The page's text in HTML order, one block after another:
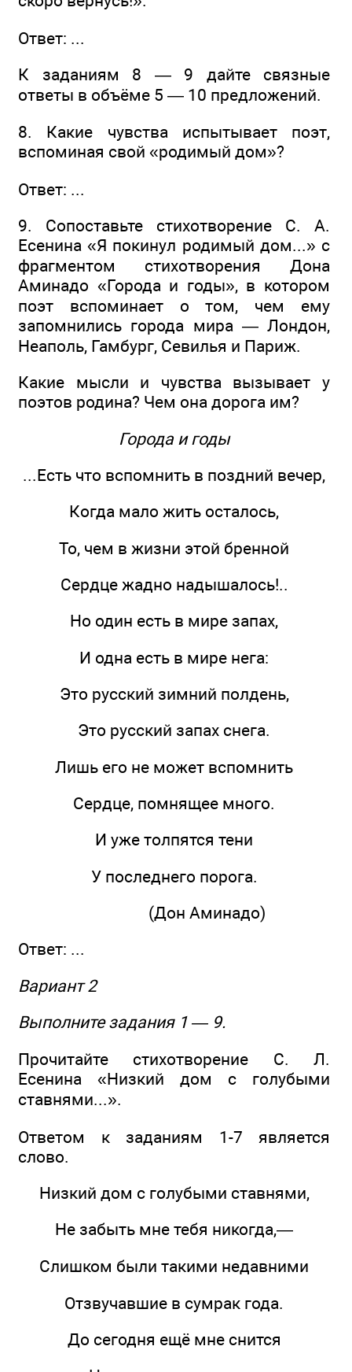
Ответ: ...
К заданиям 8 — 9 дайте связные
ответы в объёме 5 — 10 предложений.
8. Какие чувства испытывает поэт,
вспоминая свой «родимый дом»?
Ответ: ...
9. Сопоставьте стихотворение С. А.
Есенина «Я покинул родимый дом...» с
фрагментом стихотворения Дона
Аминадо «Города и годы», в котором
поэт вспоминает о том, чем ему
запомнились города мира — Лондон,
Неаполь, Гамбург, Севилья и Париж.
Какие мысли и чувства вызывает у
поэтов родина? Чем она дорога им?
Города и годы
...Есть что вспомнить в поздний вечер,
Когда мало жить осталось,
То, чем в жизни этой бренной
Сердце жадно надышалось!..
Но один есть в мире запах,
И одна есть в мире нега:
Это русский зимний полдень,
Это русский запах снега.
Лишь его не может вспомнить
Сердце, помнящее много.
И уже толпятся тени
У последнего порога.
(Дон Аминадо)
Ответ: ...
Вариант 2
Выполните задания 1 — 9.
Прочитайте стихотворение С. Л.
Есенина «Низкий дом с голубыми
ставнями...».
Ответом к заданиям 1-7 является
слово.
Низкий дом с голубыми ставнями,
Не забыть мне тебя никогда,—
Слишком были такими недавними
Отзвучавшие в сумрак года.
До сегодня ещё мне снится